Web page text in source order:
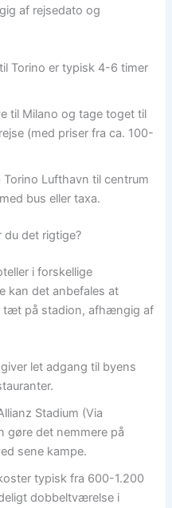
af rejsedato og
Torino er typisk 4-6 timer
til Milano og tage toget til
(med priser fra ca. 100-
Lufthavn til centrum
bus eller taxa.
det rigtige?
i forskellige
kan det anbefales at
tæt på stadion, afhængig af
let adgang til byens
Stadium (Via
gøre det nemmere på
sene kampe.
typisk fra 600-1.200
dobbeltværelse i